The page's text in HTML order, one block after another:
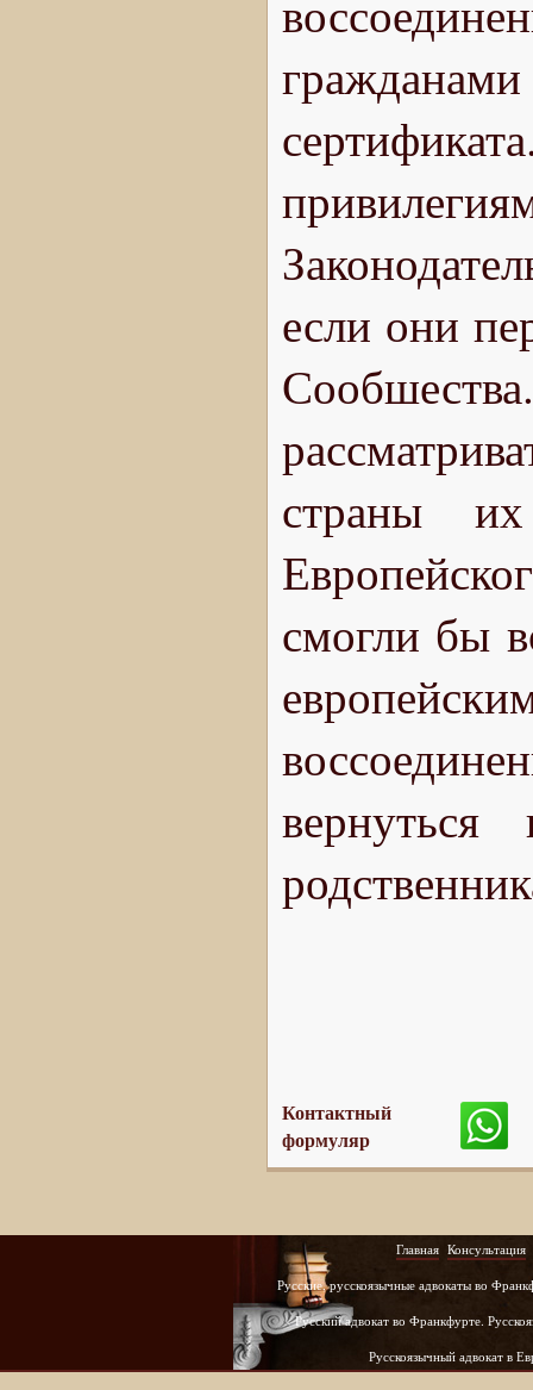
гражданами
если они
страны
смогли бы
Контактный
формуляр
Главная Консультация
Русские, русскоязычные адвокаты во
Русский адвокат во Франкфурте.
Русскоязычный адвокат в